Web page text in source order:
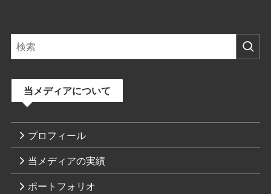
当メディアについて
プロフィール
当メディアの実績
ポートフォリオ